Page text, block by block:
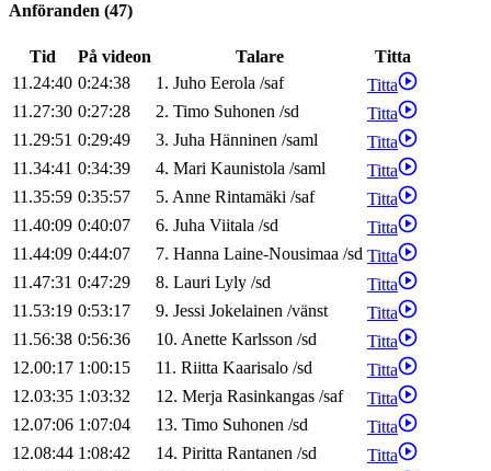
Anföranden (47)
Tid På videon Talare
Titta
11.24:40 0:24:38 1. Juho Eerola /saf
Titta
11.27:30 0:27:28 2. Timo Suhonen /sd
Titta
11.29:51 0:29:49 3. Juha Hänninen /saml
Titta
11.34:41 0:34:39 4. Mari Kaunistola /saml
Titta
11.35:59 0:35:57 5. Anne Rintamäki /saf
Titta
11.40:09 0:40:07 6. Juha Viitala /sd
Titta
11.44:09 0:44:07 7. Hanna Laine-Nousimaa /sd Titta
11.47:31 0:47:29 8. Lauri Lyly /sd
Titta
11.53:19 0:53:17 9. Jessi Jokelainen /vänst
Titta
11.56:38 0:56:36 10. Anette Karlsson /sd
Titta
12.00:17 1:00:15 11. Riitta Kaarisalo /sd
Titta
12.03:35 1:03:32 12. Merja Rasinkangas /saf
Titta
12.07:06 1:07:04 13. Timo Suhonen /sd
Titta
12.08:44 1:08:42 14. Piritta Rantanen /sd
Titta